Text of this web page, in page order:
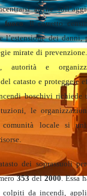
anche
fuoco. Il corretto
l’estensione dei
mirate di
autorità e
catasto e proteggere
boschivi richiede
le
locale si
dei soprassuoli
353del2000. Essa
colpiti da incendi,